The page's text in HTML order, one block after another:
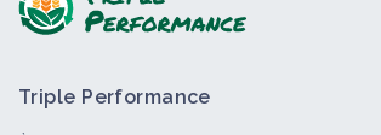
Triple Performance